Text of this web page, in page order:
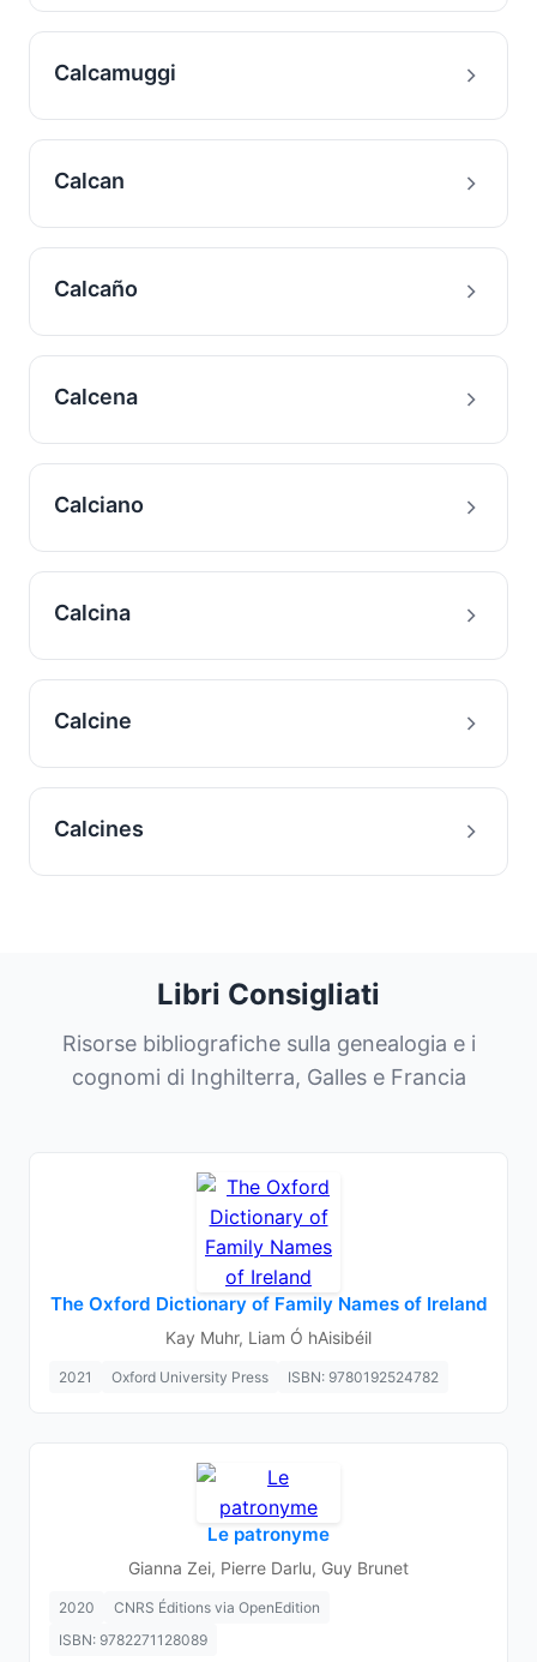
Calcamuggi
Calcan
Calcaño
Calcena
Calciano
Calcina
Calcine
Calcines
Libri Consigliati
Risorse bibliografiche sulla genealogia e i
cognomi di Inghilterra, Galles e Francia
The Oxford Dictionary of Family Names of Ireland
Kay Muhr, Liam Ó hAisibéil
2021 Oxford University Press ISBN: 9780192524782
Le patronyme
Gianna Zei, Pierre Darlu, Guy Brunet
2020
CNRS Éditions via OpenEdition
ISBN: 9782271128089